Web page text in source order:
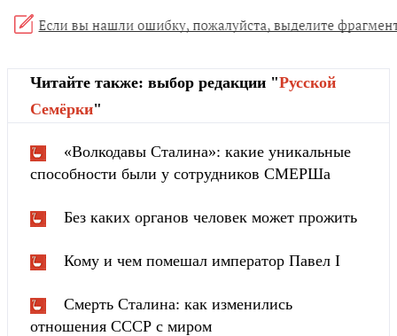
Читайте также: выбор редакции "Русской
Cемёрки"
«Волкодавы Сталина»: какие уникальные
способности были у сотрудников СМЕРШа
Без каких органов человек может прожить
Кому и чем помешал император Павел I
Смерть Сталина: как изменились
отношения СССР с миром